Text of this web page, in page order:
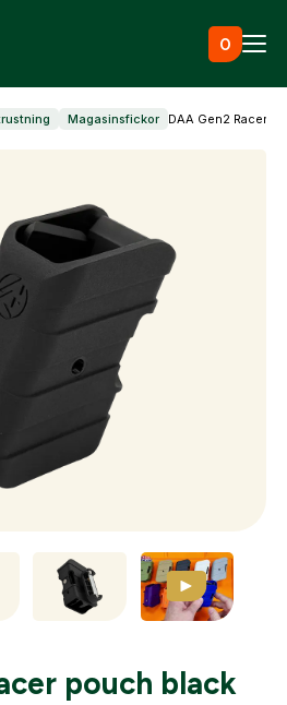
0
skor
Magasinsfickor DAA Gen2 Racer
pouch black